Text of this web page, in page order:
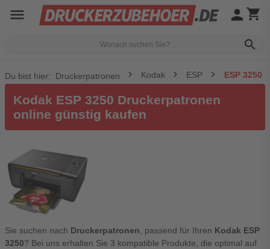
menu
search
person shopping_cart
Du bist hier: Druckerpatronen Kodak ESP ESP 3250
Kodak ESP 3250 Druckerpatronen
online günstig kaufen
Sie suchen nach Druckerpatronen , passend für Ihren Kodak ESP
3250? Bei uns erhalten Sie 3 kompatible Produkte, die optimal auf